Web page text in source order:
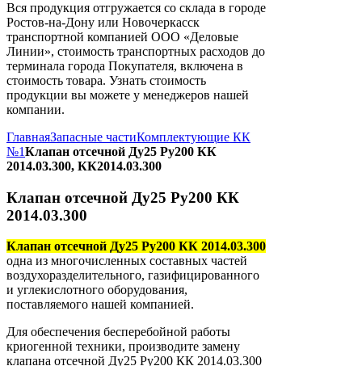
Вся продукция отгружается со склада в городе
Ростов-на-Дону или Новочеркасск
транспортной компанией ООО «Деловые
Линии», стоимость транспортных расходов до
терминала города Покупателя, включена в
стоимость товара. Узнать стоимость
продукции вы можете у менеджеров нашей
компании.
ГлавнаяЗапасные частиКомплектующие КК
№1Клапан отсечной Ду25 Ру200 КК
2014.03.300, КК2014.03.300
Клапан отсечной Ду25 Ру200 КК
2014.03.300
Клапан отсечной Ду25 Ру200 КК 2014.03.300
одна из многочисленных составных частей
воздухоразделительного, газифицированного
и углекислотного оборудования,
поставляемого нашей компанией.
Для обеспечения бесперебойной работы
криогенной техники, производите замену
клапана отсечной Ду25 Ру200 КК 2014.03.300